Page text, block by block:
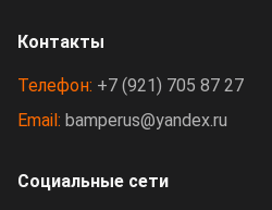
Контакты
Телефон: +7 (921) 705 87 27
Email: bamperus@yandex.ru
Социальные сети